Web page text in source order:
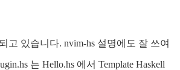
고 있습니다. nvim-hs 설명에도 잘 쓰여
는 Hello.hs 에서 Template Haskell